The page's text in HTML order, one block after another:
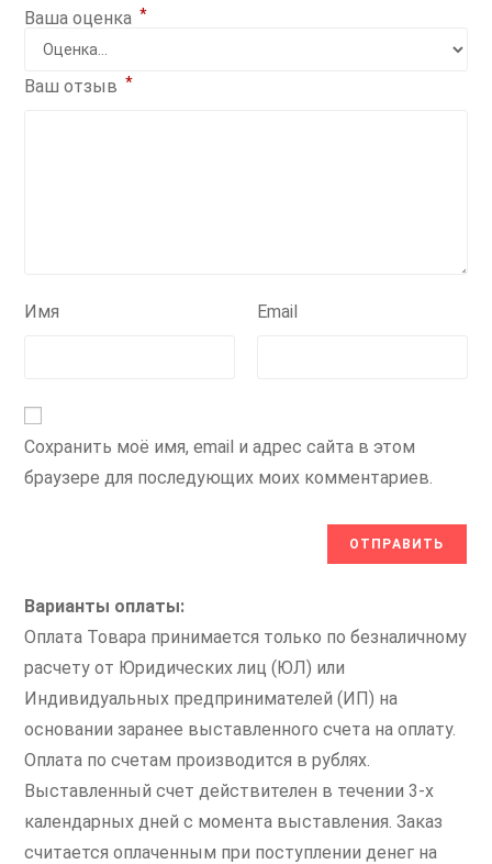
Ваша оценка *
Ваш отзыв *
Имя Email
Сохранить моё имя, email и адрес сайта в этом
браузере для последующих моих комментариев.
Варианты оплаты:
Оплата Товара принимается только по безналичному
расчету от Юридических лиц (ЮЛ) или
Индивидуальных предпринимателей (ИП) на
основании заранее выставленного счета на оплату.
Оплата по счетам производится в рублях.
Выставленный счет действителен в течении 3-х
календарных дней с момента выставления. Заказ
считается оплаченным при поступлении денег на